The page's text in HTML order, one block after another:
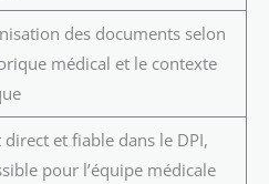
des documents selon
médical et le contexte
direct et fiable dans le DPI,
pour l’équipe médicale